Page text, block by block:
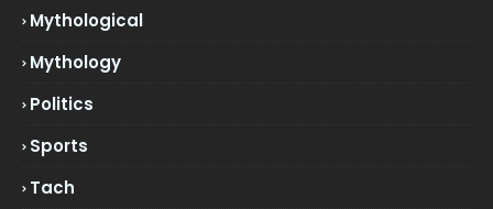
Mythological
Mythology
Politics
Sports
Tach